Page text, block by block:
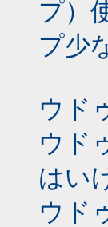
プ）
プ少
ウド
ウド
はい
ウド